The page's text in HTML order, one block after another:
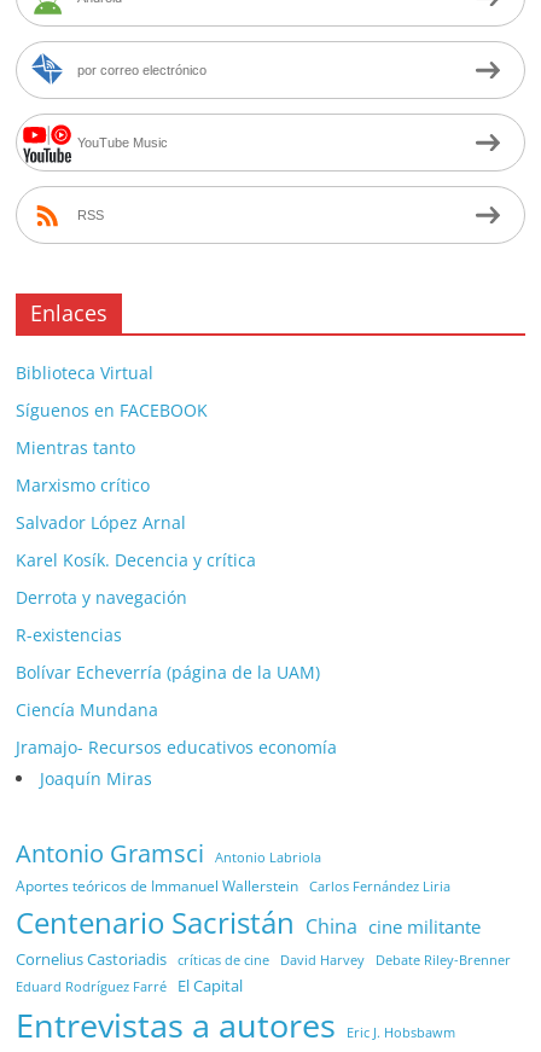
por correo electrónico
YouTube Music
RSS
Enlaces
Biblioteca Virtual
Síguenos en FACEBOOK
Mientras tanto
Marxismo crítico
Salvador López Arnal
Karel Kosík. Decencia y crítica
Derrota y navegación
R-existencias
Bolívar Echeverría (página de la UAM)
Ciencía Mundana
Jramajo- Recursos educativos economía
Joaquín Miras
Antonio Gramsci Antonio Labriola
Aportes teóricos de Immanuel Wallerstein Carlos Fernández Liria
Centenario Sacristán China cine militante
Cornelius Castoriadis críticas de cine David Harvey Debate Riley-Brenner
Eduard Rodríguez Farré El Capital
Entrevistas a autores Eric J. Hobsbawm